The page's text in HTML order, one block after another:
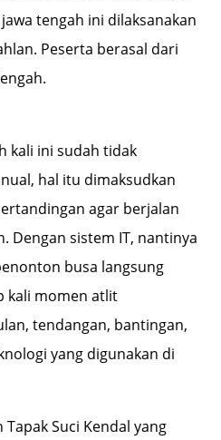
tengah ini dilaksanakan
Peserta berasal dari
kali ini sudah tidak
hal itu dimaksudkan
agar berjalan
Dengan sistem IT, nantinya
busa langsung
kali momen atlit
tendangan, bantingan,
yang digunakan di
Suci Kendal yang